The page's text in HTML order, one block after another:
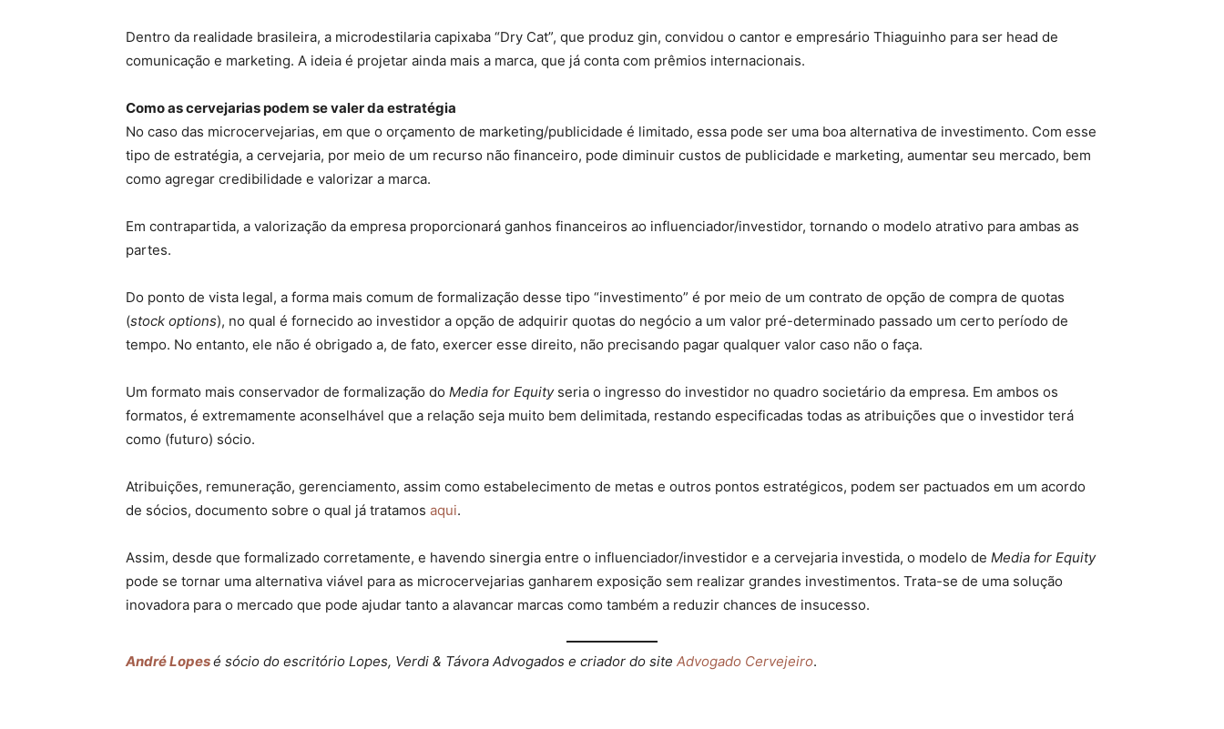
Dentro da realidade brasileira, a microdestilaria capixaba “Dry Cat”, que produz gin, convidou o cantor e empresário Thiaguinho para ser head de
comunicação e marketing. A ideia é projetar ainda mais a marca, que já conta com prêmios internacionais.
Como as cervejarias podem se valer da estratégia
No caso das microcervejarias, em que o orçamento de marketing/publicidade é limitado, essa pode ser uma boa alternativa de investimento. Com esse
tipo de estratégia, a cervejaria, por meio de um recurso não financeiro, pode diminuir custos de publicidade e marketing, aumentar seu mercado, bem
como agregar credibilidade e valorizar a marca.
Em contrapartida, a valorização da empresa proporcionará ganhos financeiros ao influenciador/investidor, tornando o modelo atrativo para ambas as
partes.
Do ponto de vista legal, a forma mais comum de formalização desse tipo “investimento” é por meio de um contrato de opção de compra de quotas
(stock options), no qual é fornecido ao investidor a opção de adquirir quotas do negócio a um valor pré-determinado passado um certo período de
tempo. No entanto, ele não é obrigado a, de fato, exercer esse direito, não precisando pagar qualquer valor caso não o faça.
Um formato mais conservador de formalização do Media for Equityseria o ingresso do investidor no quadro societário da empresa. Em ambos os
formatos, é extremamente aconselhável que a relação seja muito bem delimitada, restando especificadas todas as atribuições que o investidor terá
como (futuro) sócio.
Atribuições, remuneração, gerenciamento, assim como estabelecimento de metas e outros pontos estratégicos, podem ser pactuados em um acordo
de sócios, documento sobre o qual já tratamos aqui.
Assim, desde que formalizado corretamente, e havendo sinergia entre o influenciador/investidor e a cervejaria investida, o modelo de Media for Equity
pode se tornar uma alternativa viável para as microcervejarias ganharem exposição sem realizar grandes investimentos. Trata-se de uma solução
inovadora para o mercado que pode ajudar tanto a alavancar marcas como também a reduzir chances de insucesso.
André Lopesé sócio do escritório Lopes, Verdi & Távora Advogados e criador do site Advogado Cervejeiro.